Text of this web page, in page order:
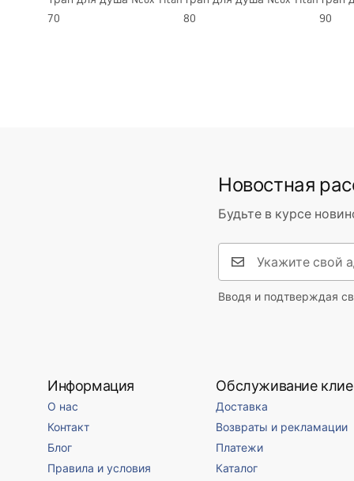
70
80
90
Новостная
Будьте в курсе
Вводя и подтверждая
Информация
О нас
Контакт
Блог
Правила и условия
Обслуживание
Доставка
Возвраты и рекламации
Платежи
Каталог